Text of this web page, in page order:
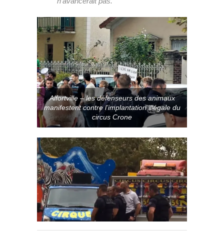
Alfortville – les défenseurs des animaux
manifestent contre l’implantation illégale du
circus Crone